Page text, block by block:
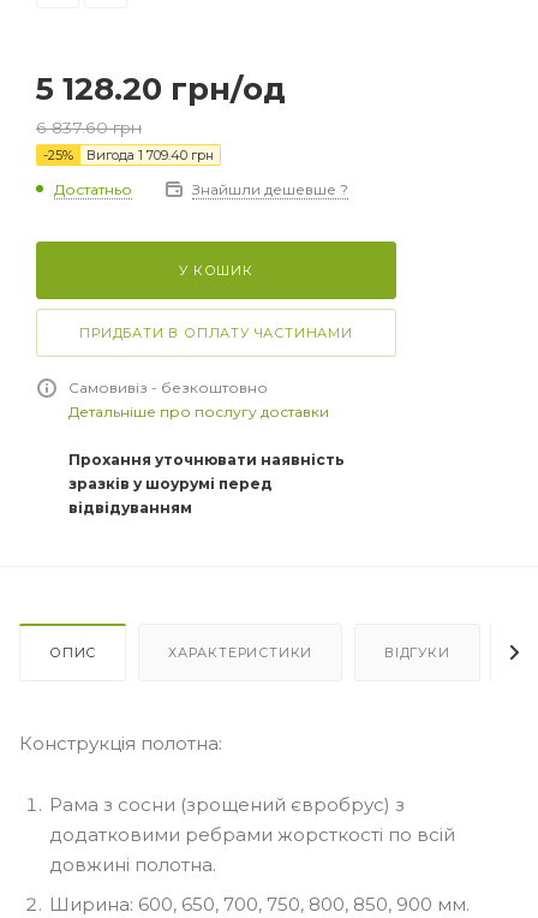
5 128.20 грн/од
6 837.60грн
-25% Вигода 1 709.40 грн
Достатньо Знайшли дешевше ?
У КОШИК
ПРИДБАТИ В ОПЛАТУ ЧАСТИНАМИ
Самовивіз - безкоштовно
Детальніше про послугу доставки
Прохання уточнювати наявність
зразків у шоурумі перед
відвідуванням
ОПИС ХАРАКТЕРИСТИКИ ВІДГУКИ
Конструкція полотна:
Рама з сосни (зрощений євробрус) з
додатковими ребрами жорсткості по всій
довжині полотна.
Ширина: 600, 650, 700, 750, 800, 850, 900 мм.